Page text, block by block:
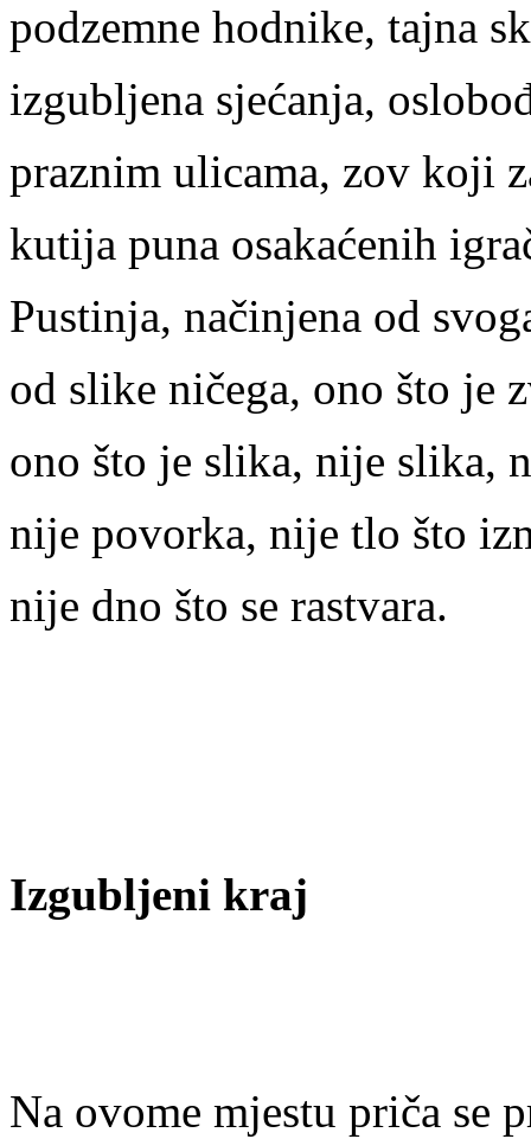
podzemne hodnike, tajna
izgubljena sjećanja,
praznim ulicama, zov koji
kutija puna osakaćenih
Pustinja, načinjena od
od slike ničega, ono što je
ono što je slika, nije slika,
nije povorka, nije tlo što
nije dno što se rastvara.
Izgubljeni kraj
Na ovome mjestu priča se